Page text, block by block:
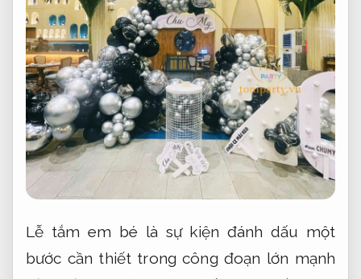
Lễ tắm em bé là sự kiện đánh dấu một
bước cần thiết trong công đoạn lớn mạnh